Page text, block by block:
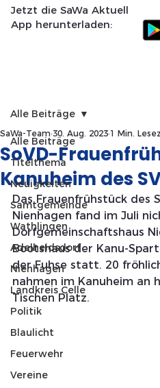
Jetzt die SaWa Aktuell
App herunterladen:
Alle Beiträge
Titelthema
Neuigkeiten
Samtgemeinde
Wathlingen
Adelheidsdorf
Nienhagen
Landkreis Celle
Politik
Blaulicht
Feuerwehr
Vereine
Alle Beiträge
SoVD-
Kanuheim des
SaWa-Team 30. Aug. 2023 1 Min.
Das Frauenfrühstück des
Nienhagen fand im Juli
Dorfgemeinschaftshaus
Bootshaus der Kanu-
der Fuhse statt. 20
nahmen im Kanuheim an
Tischen Platz.